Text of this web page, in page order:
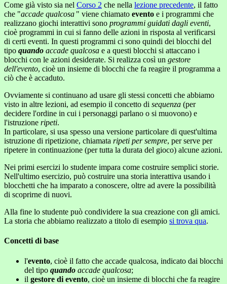
Come già visto sia nel Corso 2 che nella lezione precedente, il fatto
che "accade qualcosa " viene chiamato evento e i programmi che
realizzano giochi interattivi sono programmi guidati dagli eventi,
cioè programmi in cui si fanno delle azioni in risposta al verificarsi
di certi eventi. In questi programmi ci sono quindi dei blocchi del
tipo quando accade qualcosa e a questi blocchi si attaccano i
blocchi con le azioni desiderate. Si realizza così un gestore
dell'evento, cioè un insieme di blocchi che fa reagire il programma a
ciò che è accaduto.
Ovviamente si continuano ad usare gli stessi concetti che abbiamo
visto in altre lezioni, ad esempio il concetto di sequenza (per
decidere l'ordine in cui i personaggi parlano o si muovono) e
l'istruzione ripeti.
In particolare, si usa spesso una versione particolare di quest'ultima
istruzione di ripetizione, chiamata ripeti per sempre, per serve per
ripetere in continuazione (per tutta la durata del gioco) alcune azioni.
Nei primi esercizi lo studente impara come costruire semplici storie.
Nell'ultimo esercizio, può costruire una storia interattiva usando i
blocchetti che ha imparato a conoscere, oltre ad avere la possibilità
di scoprirne di nuovi.
Alla fine lo studente può condividere la sua creazione con gli amici.
La storia che abbiamo realizzato a titolo di esempio si trova qua.
Concetti di base
l'evento, cioè il fatto che accade qualcosa, indicato dai blocchi
del tipo quando accade qualcosa;
il gestore di evento, cioè un insieme di blocchi che fa reagire